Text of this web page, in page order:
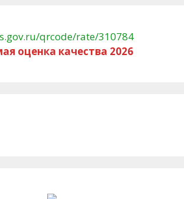
оценка качества 2026